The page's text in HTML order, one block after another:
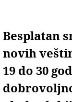
Besplatan
novih
19 do 30